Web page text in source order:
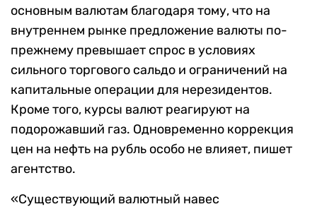
основным валютам благодаря тому, что на
внутреннем рынке предложение валюты по-
прежнему превышает спрос в условиях
сильного торгового сальдо и ограничений на
капитальные операции для нерезидентов.
Кроме того, курсы валют реагируют на
подорожавший газ. Одновременно коррекция
цен на нефть на рубль особо не влияет, пишет
агентство.
«Существующий валютный навес